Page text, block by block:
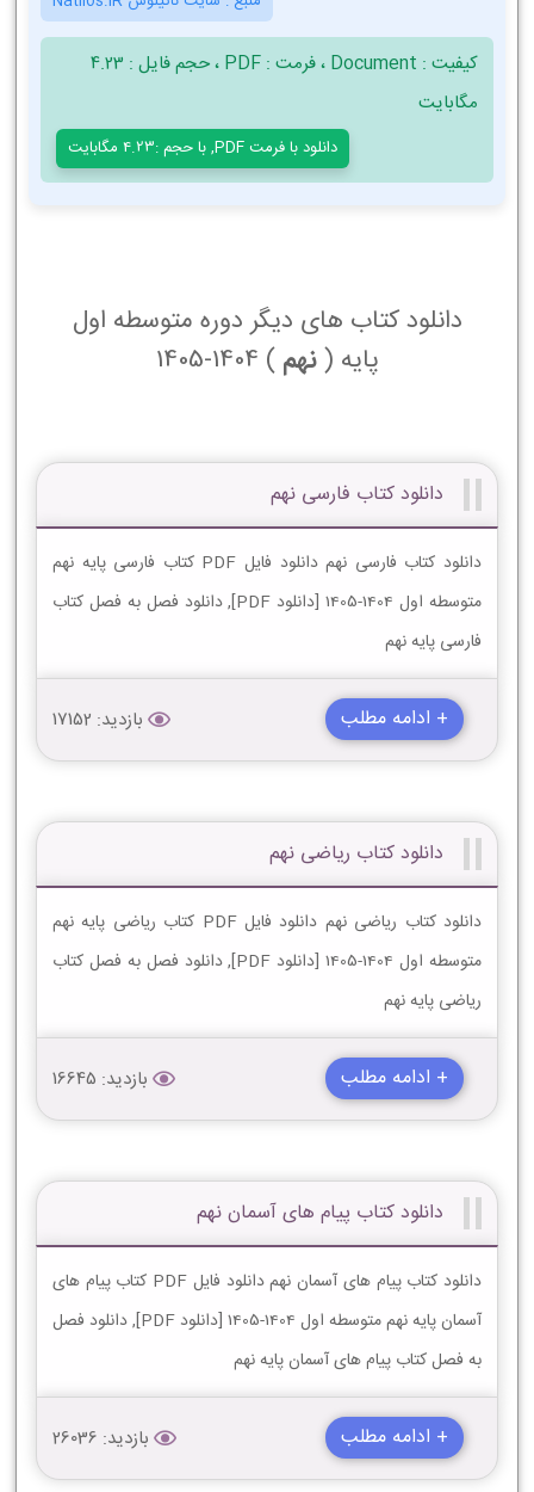
کیفیت : Document ، فرمت : PDF ، حجم فایل : 4.23
مگابایت
دانلود با فرمت PDF, با حجم :4.23 مگابایت
دانلود کتاب های دیگر دوره متوسطه اول
پایه (نهم ) 1404-1405
دانلود کتاب فارسی نهم
دانلود کتاب فارسی نهم دانلود فایل PDF کتاب فارسی پایه نهم
متوسطه اول 1404-1405 [دانلود PDF], دانلود فصل به فصل کتاب
فارسی پایه نهم
+ ادامه مطلب بازدید: 17152
دانلود کتاب ریاضی نهم
دانلود کتاب ریاضی نهم دانلود فایل PDF کتاب ریاضی پایه نهم
متوسطه اول 1404-1405 [دانلود PDF], دانلود فصل به فصل کتاب
ریاضی پایه نهم
+ ادامه مطلب بازدید: 16645
دانلود کتاب پیام های آسمان نهم
دانلود کتاب پیام های آسمان نهم دانلود فایل PDF کتاب پیام های
آسمان پایه نهم متوسطه اول 1404-1405 [دانلود PDF], دانلود فصل
به فصل کتاب پیام های آسمان پایه نهم
+ ادامه مطلب بازدید: 26036